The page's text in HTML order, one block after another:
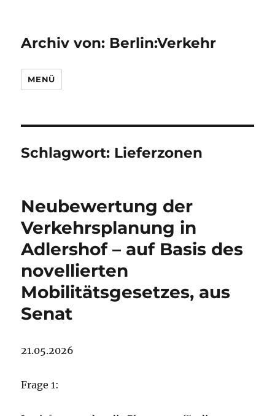
Archiv von: Berlin:Verkehr
MENÜ
Schlagwort: Lieferzonen
Neubewertung der
Verkehrsplanung in
Adlershof – auf Basis des
novellierten
Mobilitätsgesetzes, aus
Senat
21.05.2026
Frage 1: